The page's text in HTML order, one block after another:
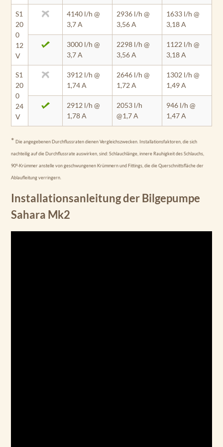
S1
20
0
12
V
4140 l/h @
3,7 A
2936 l/h @
3,56 A
1633 l/h @
3,18 A
3000 l/h @
3,7 A
2298 l/h @
3,56 A
1122 l/h @
3,18 A
S1
20
0
24
V
3912 l/h @
1,74 A
2646 l/h @
1,72 A
1302 l/h @
1,49 A
2912 l/h @
1,78 A
2053 l/h
@1,7 A
946 l/h @
1,47 A
* Die angegebenen Durchflussraten dienen Vergleichszwecken. Installationsfaktoren, die sich
nachteilig auf die Durchflussrate auswirken, sind: Schlauchlänge, innere Rauhigkeit des Schlauchs,
90°-Krümmer anstelle von geschwungenen Krümmern und Fittings, die die Querschnittsfläche der
Ablaufleitung verringern.
Installationsanleitung der Bilgepumpe
Sahara Mk2